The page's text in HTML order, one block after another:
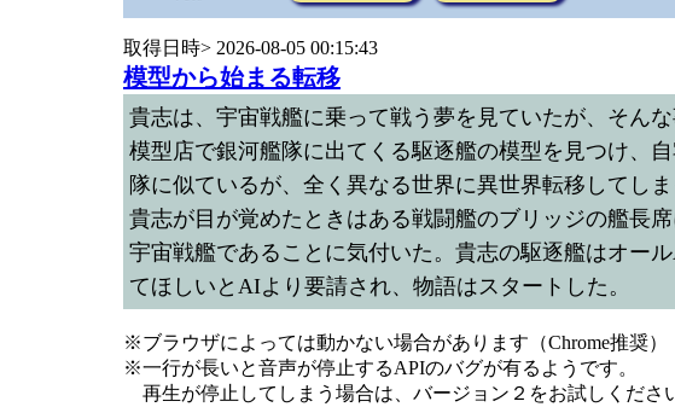
取得日時> 2026-08-05 00:15:43
模型から始まる転移
貴志は、宇宙戦艦に乗って戦う夢を見ていたが、そん
模型店で銀河艦隊に出てくる駆逐艦の模型を見つけ、
隊に似ているが、全く異なる世界に異世界転移してしま
貴志が目が覚めたときはある戦闘艦のブリッジの艦長
宇宙戦艦であることに気付いた。貴志の駆逐艦はオー
てほしいとAIより要請され、物語はスタートした。
※ブラウザによっては動かない場合があります（Chrome推奨）
※一行が長いと音声が停止するAPIのバグが有るようです。
再生が停止してしまう場合は、バージョン２をお試しくださ